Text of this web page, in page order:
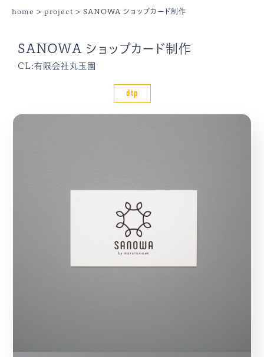
home > project > SANOWA ショップカード制作
SANOWA ショップカード制作
CL:有限会社丸玉園
dtp